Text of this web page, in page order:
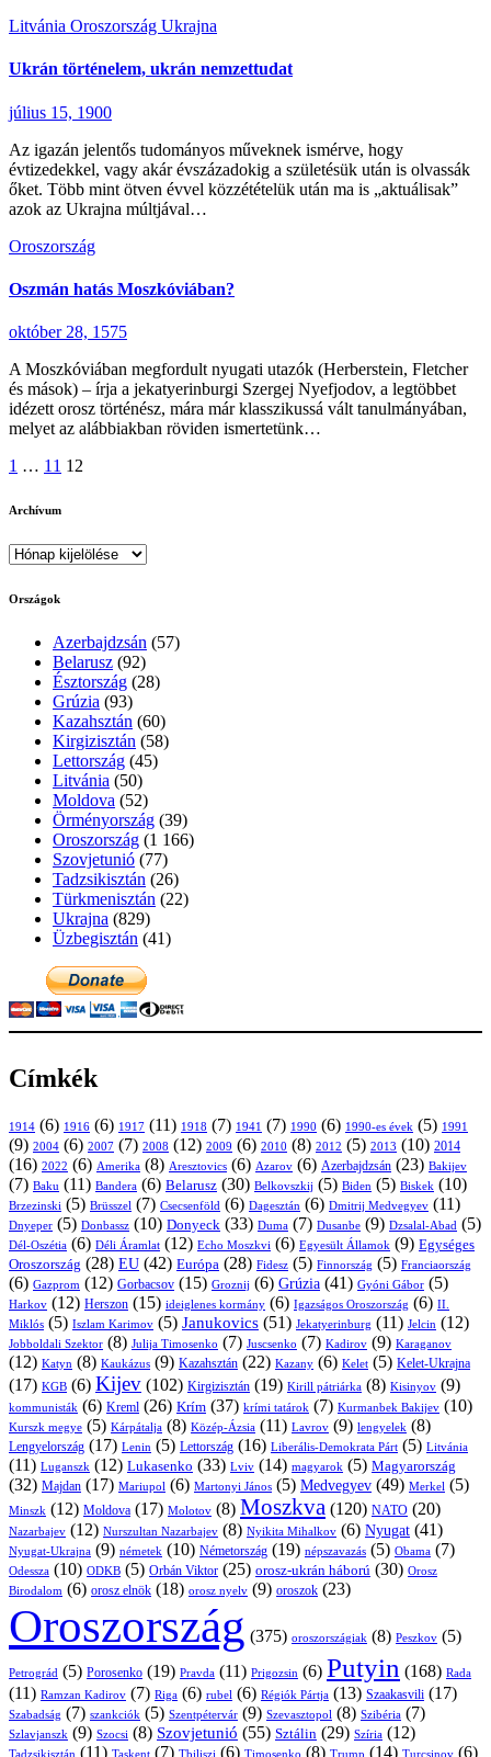
Litvánia Oroszország Ukrajna
Ukrán történelem, ukrán nemzettudat
július 15, 1900
Az igazán jelentős tudományos műveknek ismérve, hogy
évtizedekkel, vagy akár évszázadokig a születésük után is olvassák
őket. Több mint ötven évvel közzétételük után ma is „aktuálisak”
azok az Ukrajna múltjával…
Oroszország
Oszmán hatás Moszkóviában?
október 28, 1575
A Moszkóviában megfordult nyugati utazók (Herberstein, Fletcher
és mások) – írja a jekatyerinburgi Szergej Nyefjodov, a legtöbbet
idézett orosz történész, mára már klasszikussá vált tanulmányában,
melyet az alábbiakban röviden ismertetünk…
Bejegyzések
lapozása
1 … 11 12
Archívum
Archívum
Országok
Azerbajdzsán (57)
Belarusz (92)
Észtország (28)
Grúzia (93)
Kazahsztán (60)
Kirgizisztán (58)
Lettország (45)
Litvánia (50)
Moldova (52)
Örményország (39)
Oroszország (1 166)
Szovjetunió (77)
Tadzsikisztán (26)
Türkmenisztán (22)
Ukrajna (829)
Üzbegisztán (41)
Címkék
1914 (6) 1916 (6) 1917 (11) 1918 (7) 1941 (7) 1990 (6) 1990-es évek (5) 1991
(9) 2004 (6) 2007 (7) 2008 (12) 2009 (6) 2010 (8) 2012 (5) 2013 (10) 2014
(16) 2022 (6) Amerika (8) Aresztovics (6) Azarov (6) Azerbajdzsán (23) Bakijev
(7) Baku (11) Bandera (6) Belarusz (30) Belkovszkij (5) Biden (5) Biskek (10)
Brzezinski (5) Brüsszel (7) Csecsenföld (6) Dagesztán (6) Dmitrij Medvegyev (11)
Dnyeper (5) Donbassz (10) Donyeck (33) Duma (7) Dusanbe (9) Dzsalal-Abad (5)
Dél-Oszétia (6) Déli Áramlat (12) Echo Moszkvi (6) Egyesült Államok (9) Egységes
Oroszország (28) EU (42) Európa (28) Fidesz (5) Finnország (5) Franciaország
(6) Gazprom (12) Gorbacsov (15) Groznij (6) Grúzia (41) Gyóni Gábor (5)
Harkov (12) Herszon (15) ideiglenes kormány (6) Igazságos Oroszország (6) II.
Miklós (5) Iszlam Karimov (5) Janukovics (51) Jekatyerinburg (11) Jelcin (12)
Jobboldali Szektor (8) Julija Timosenko (7) Juscsenko (7) Kadirov (9) Karaganov
(12) Katyn (8) Kaukázus (9) Kazahsztán (22) Kazany (6) Kelet (5) Kelet-Ukrajna
(17) KGB (6) Kijev (102) Kirgizisztán (19) Kirill pátriárka (8) Kisinyov (9)
kommunisták (6) Kreml (26) Krím (37) krími tatárok (7) Kurmanbek Bakijev (10)
Kurszk megye (5) Kárpátalja (8) Közép-Ázsia (11) Lavrov (9) lengyelek (8)
Lengyelország (17) Lenin (5) Lettország (16) Liberális-Demokrata Párt (5) Litvánia
(11) Luganszk (12) Lukasenko (33) Lviv (14) magyarok (5) Magyarország
(32) Majdan (17) Mariupol (6) Martonyi János (5) Medvegyev (49) Merkel (5)
Minszk (12) Moldova (17) Molotov (8) Moszkva (120) NATO (20)
Nazarbajev (12) Nurszultan Nazarbajev (8) Nyikita Mihalkov (6) Nyugat (41)
Nyugat-Ukrajna (9) németek (10) Németország (19) népszavazás (5) Obama (7)
Odessza (10) ODKB (5) Orbán Viktor (25) orosz-ukrán háború (30) Orosz
Birodalom (6) orosz elnök (18) orosz nyelv (9) oroszok (23)
Oroszország (375) oroszországiak (8) Peszkov (5)
Petrográd (5) Porosenko (19) Pravda (11) Prigozsin (6) Putyin (168) Rada
(11) Ramzan Kadirov (7) Riga (6) rubel (6) Régiók Pártja (13) Szaakasvili (17)
Szabadság (7) szankciók (5) Szentpétervár (9) Szevasztopol (8) Szibéria (7)
Szlavjanszk (9) Szocsi (8) Szovjetunió (55) Sztálin (29) Szíria (12)
Tadzsikisztán (11) Taskent (7) Tbiliszi (6) Timosenko (8) Trump (14) Turcsinov (6)